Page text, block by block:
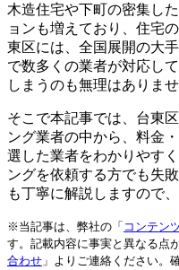
木造住宅や下町の密集し
ョンも増えており、住宅
東区には、全国展開の大
で数多くの業者が対応し
しまうのも無理はありませ
そこで本記事では、台東
ング業者の中から、料金
選した業者をわかりやす
ングを依頼する方でも失
も丁寧に解説しますので
※当記事は、弊社の「 コンテン
す。記載内容に事実と異なる点
合わせ 」よりご連絡ください。